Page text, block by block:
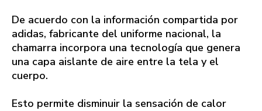
De acuerdo con la información compartida por
adidas, fabricante del uniforme nacional, la
chamarra incorpora una tecnología que genera
una capa aislante de aire entre la tela y el
cuerpo.
Esto permite disminuir la sensación de calor